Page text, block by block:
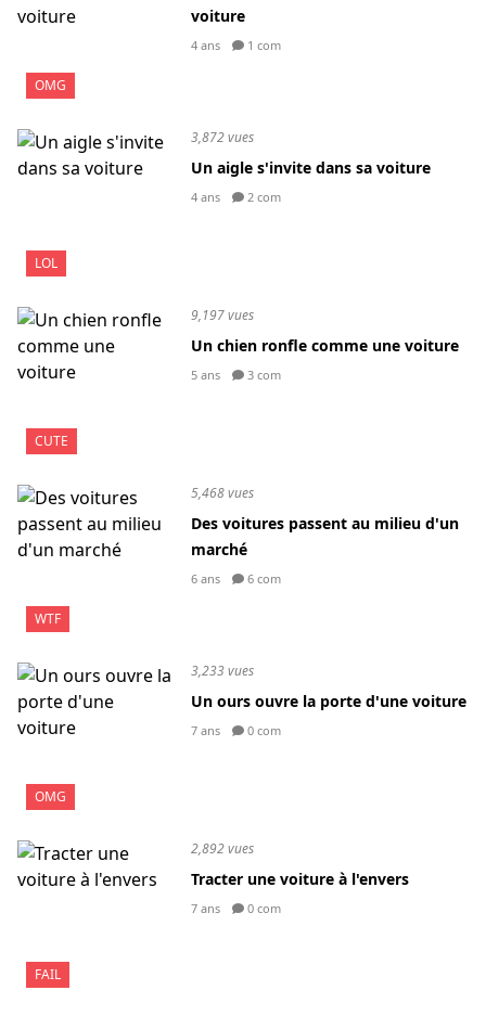
OMG
voiture
4 ans 1 com
LOL
3,872 vues
Un aigle s'invite dans sa voiture
4 ans 2 com
CUTE
9,197 vues
Un chien ronfle comme une voiture
5 ans 3 com
WTF
5,468 vues
Des voitures passent au milieu d'un
marché
6 ans 6 com
OMG
3,233 vues
Un ours ouvre la porte d'une voiture
7 ans 0 com
FAIL
2,892 vues
Tracter une voiture à l'envers
7 ans 0 com